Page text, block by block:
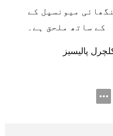
میونسپل کے
کے ساتھ ملحق ہے۔
پالیسیز